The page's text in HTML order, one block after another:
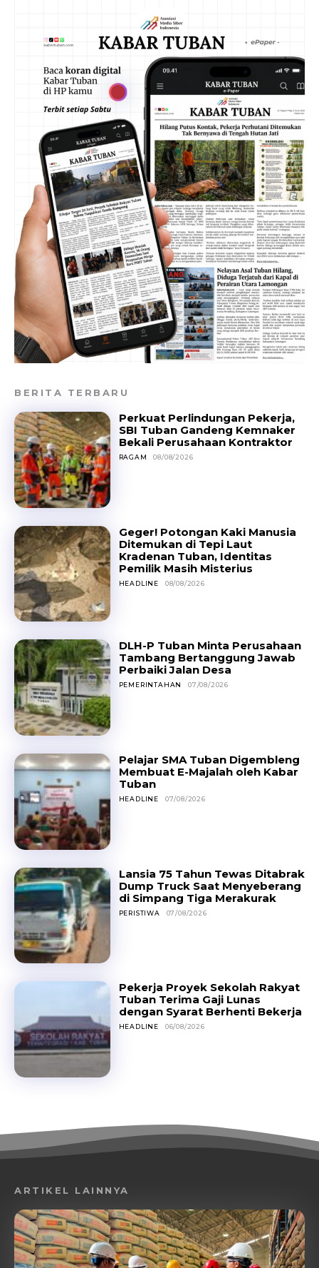
BERITA TERBARU
Perkuat Perlindungan Pekerja,
SBI Tuban Gandeng Kemnaker
Bekali Perusahaan Kontraktor
RAGAM 08/08/2026
Geger! Potongan Kaki Manusia
Ditemukan di Tepi Laut
Kradenan Tuban, Identitas
Pemilik Masih Misterius
HEADLINE 08/08/2026
DLH-P Tuban Minta Perusahaan
Tambang Bertanggung Jawab
Perbaiki Jalan Desa
PEMERINTAHAN 07/08/2026
Pelajar SMA Tuban Digembleng
Membuat E-Majalah oleh Kabar
Tuban
HEADLINE 07/08/2026
Lansia 75 Tahun Tewas Ditabrak
Dump Truck Saat Menyeberang
di Simpang Tiga Merakurak
PERISTIWA 07/08/2026
Pekerja Proyek Sekolah Rakyat
Tuban Terima Gaji Lunas
dengan Syarat Berhenti Bekerja
HEADLINE 06/08/2026
ARTIKEL LAINNYA